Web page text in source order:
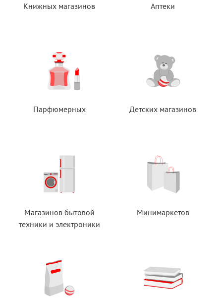
Книжных магазинов Аптеки
Парфюмерных Детских магазинов
Магазинов бытовой
техники и электроники
Минимаркетов